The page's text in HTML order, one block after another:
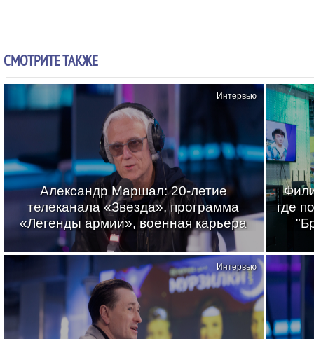
СМОТРИТЕ ТАКЖЕ
Александр Маршал: 20-летие
телеканала «Звезда», программа
«Легенды армии», военная карьера
Интервью
где
Интервью